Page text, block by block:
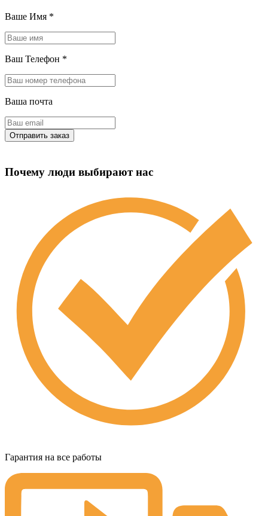
Ваше Имя *
Ваш Телефон *
Ваша почта
Почему люди выбирают нас
Гарантия на все работы